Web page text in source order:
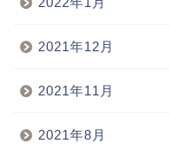
2021年12月
2021年11月
2021年8月